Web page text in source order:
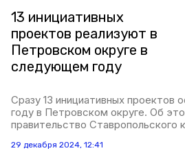
13 инициативных
проектов реализуют в
Петровском округе в
следующем году
Сразу 13 инициативных проектов
году в Петровском округе. Об
правительство Ставропольского
29 декабря 2024, 12:41